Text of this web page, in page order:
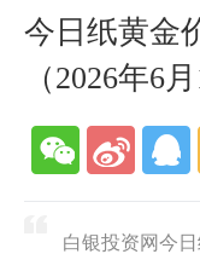
今日纸黄金
（2026年6月
白银投资网今